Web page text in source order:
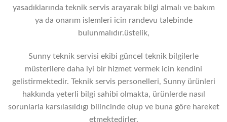
yasadıklarında teknik servis arayarak bilgi almalı ve bakım
ya da onarım islemleri icin randevu talebinde
bulunmalıdır.üstelik,
Sunny teknik servisi ekibi güncel teknik bilgilerle
müsterilere daha iyi bir hizmet vermek icin kendini
gelistirmektedir. Teknik servis personelleri, Sunny ürünleri
hakkında yeterli bilgi sahibi olmakta, ürünlerde nasıl
sorunlarla karsılasıldıgı bilincinde olup ve buna göre hareket
etmektedirler.